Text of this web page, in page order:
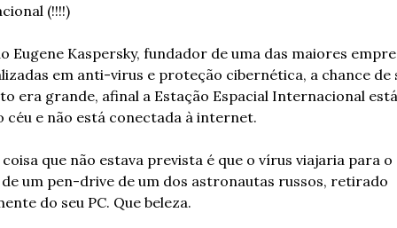
(!!!!)
Eugene Kaspersky, fundador de uma das maiores
em anti-virus e proteção cibernética, a chance de
era grande, afinal a Estação Espacial Internacional
céu e não está conectada à internet.
coisa que não estava prevista é que o vírus viajaria para o
um pen-drive de um dos astronautas russos, retirado
do seu PC. Que beleza.